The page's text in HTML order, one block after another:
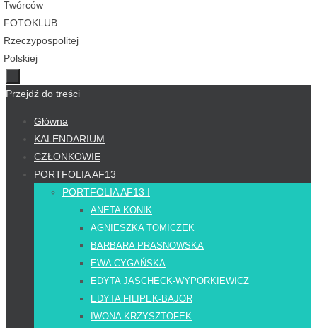
Przejdź do treści
Główna
KALENDARIUM
CZŁONKOWIE
PORTFOLIA AF13
PORTFOLIA AF13 I
ANETA KONIK
AGNIESZKA TOMICZEK
BARBARA PRASNOWSKA
EWA CYGAŃSKA
EDYTA JASCHECK-WYPORKIEWICZ
EDYTA FILIPEK-BAJOR
IWONA KRZYSZTOFEK